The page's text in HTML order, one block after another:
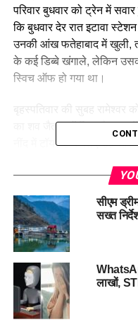
परिवार बुधवार को ट्रेन में
कि बुधवार देर रात इटावा
उनकी आंख फतेहाबाद में खुली,
के कई डिब्बे खंगाले, लेकिन
स्विच ऑफ हो गया था।
का शव जैतपुर में मिला है।
नींद में टॉयलेट के लिए उठे और
पुलिस ने बताया कि जैतपुर
से हुई। मृतक के हाथ में कंगन
था। थानाध्यक्ष जैतपुर की सूचना
के बाद शव उन्हें सौंप दिया गया।
फेरे लेने के 24 घंटे बाद उजड़ा
इस हादसे ने दुल्हन रूसी का
अभी तक उसे नहीं दी गई है।
सीएम
सख्त
लाखों,